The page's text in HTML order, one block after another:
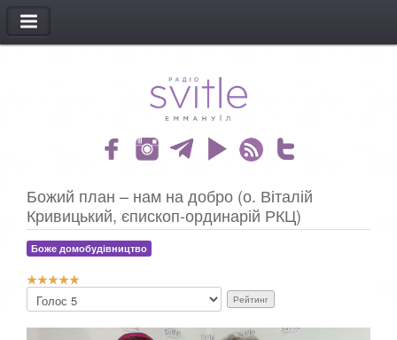
Божий план – нам на добро (о. Віталій
Кривицький, єпископ-ординарій РКЦ)
Боже домобудівництво
Р
й
т
у
д